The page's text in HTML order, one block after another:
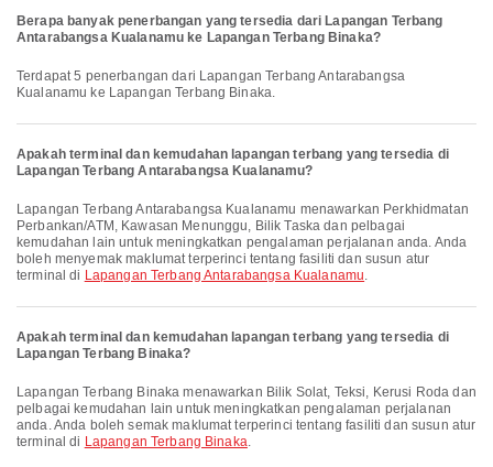
Berapa banyak penerbangan yang tersedia dari Lapangan Terbang
Antarabangsa Kualanamu ke Lapangan Terbang Binaka?
Terdapat 5 penerbangan dari Lapangan Terbang Antarabangsa
Kualanamu ke Lapangan Terbang Binaka.
Apakah terminal dan kemudahan lapangan terbang yang tersedia di
Lapangan Terbang Antarabangsa Kualanamu?
Lapangan Terbang Antarabangsa Kualanamu menawarkan Perkhidmatan
Perbankan/ATM, Kawasan Menunggu, Bilik Taska dan pelbagai
kemudahan lain untuk meningkatkan pengalaman perjalanan anda. Anda
boleh menyemak maklumat terperinci tentang fasiliti dan susun atur
terminal di Lapangan Terbang Antarabangsa Kualanamu.
Apakah terminal dan kemudahan lapangan terbang yang tersedia di
Lapangan Terbang Binaka?
Lapangan Terbang Binaka menawarkan Bilik Solat, Teksi, Kerusi Roda dan
pelbagai kemudahan lain untuk meningkatkan pengalaman perjalanan
anda. Anda boleh semak maklumat terperinci tentang fasiliti dan susun atur
terminal di Lapangan Terbang Binaka.